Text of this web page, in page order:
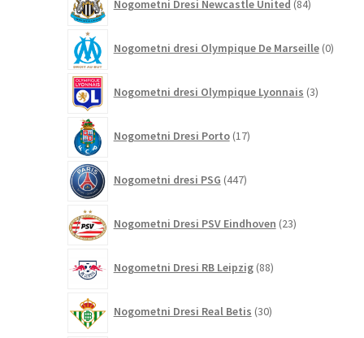
Nogometni Dresi Newcastle United 84izdelkov
Nogometni dresi Olympique De Marseille 0
Nogometni dresi Olympique Lyonnais 3izdelki
Nogometni Dresi Porto 17izdelkov
Nogometni dresi PSG 447izdelkov
Nogometni Dresi PSV Eindhoven 23izdelkov
Nogometni Dresi RB Leipzig 88izdelkov
Nogometni Dresi Real Betis 30izdelkov